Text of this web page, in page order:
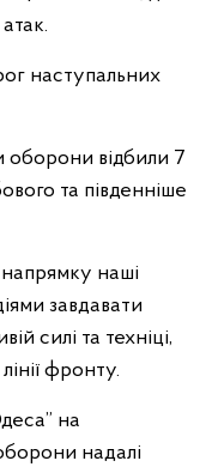
наступальних
оборони відбили 7
та південніше
наші
завдавати
силі та техніці,
фронту.
на
надалі